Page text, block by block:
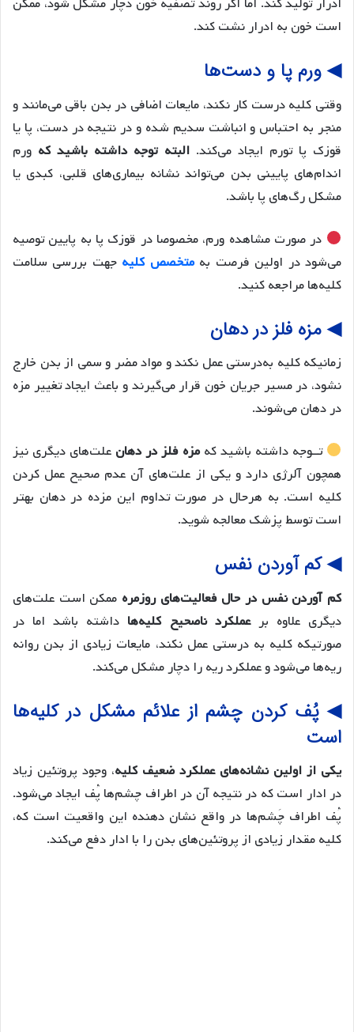
ادرار تولید کند. اما اگر روند تصفیه خون دچار مشکل شود، ممکن
است خون به ادرار نشت کند.
◀ ورم پا و دست‌ها
وقتی کلیه درست کار نکند، مایعات اضافی در بدن باقی می‌مانند و
منجر به احتباس و انباشت سدیم شده و در نتیجه در دست، پا یا
قوزک پا تورم ایجاد می‌کند.البته توجه داشته باشید که ورم‌
اندام‌های پایینی بدن می‌تواند نشانه بیماری‌های قلبی، کبدی یا
مشکل رگ‌های پا باشد.
در صورت مشاهده ورم، مخصوصا در قوزک پا به پایین توصیه
می‌شود در اولین فرصت بهمتخصص کلیه جهت بررسی سلامت
کلیه‌ها مراجعه کنید.
◀ مزه فلز در دهان
زمانیکه کلیه به‌درستی عمل نکند و مواد مضر و سمی از بدن خارج
نشود، در مسیر جریان خون قرار می‌گیرند و باعث ایجاد تغییر مزه
در دهان می‌شوند.
تــوجه داشته باشید کهمزه فلز در دهان علت‌های دیگری نیز
همچون آلرژی دارد و یکی از علت‌های آن عدم صحیح عمل کردن
کلیه است. به هرحال در صورت تداوم این مزده در دهان بهتر
است توسط پزشک معالجه شوید.
◀ کم آوردن نفس
کم آوردن نفس در حال فعالیت‌های روزمره ممکن است علت‌های
دیگری علاوه برعملکرد ناصحیح کلیه‌ها داشته باشد اما در
صورتیکه کلیه به درستی عمل نکند، مایعات زیادی از بدن روانه
ریه‌ها می‌شود و عملکرد ریه را دچار مشکل می‌کند.
◀ پُف کردن چشم از علائم مشکل در کلیه‌ها
است
یکی از اولین نشانه‌های عملکرد ضعیف کلیه، وجود پروتئین زیاد
در ادار است که در نتیجه آن در اطراف چشم‌ها پُف ایجاد می‌شود.
پُف اطراف چَشم‌ها در واقع نشان دهنده این واقعیت است که،
کلیه مقدار زیادی از پروتئین‌های بدن را با ادار دفع می‌کند.